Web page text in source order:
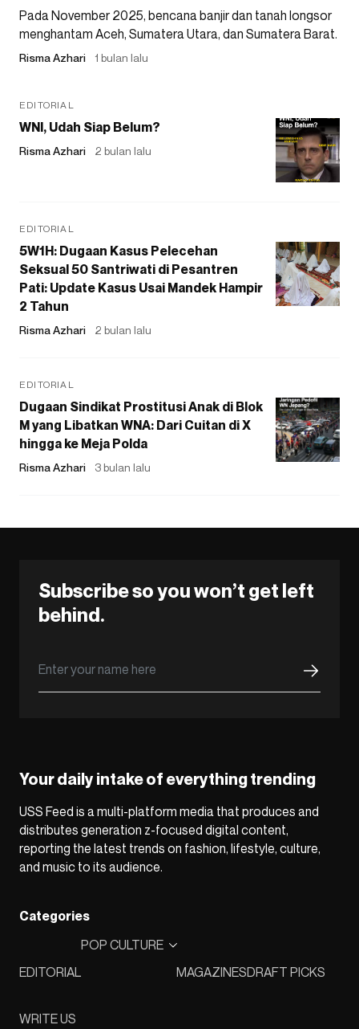
Pada November 2025, bencana banjir dan tanah longsor
menghantam Aceh, Sumatera Utara, dan Sumatera Barat.
Risma Azhari 1 bulan lalu
EDITORIAL
WNI, Udah Siap Belum?
Risma Azhari 2 bulan lalu
EDITORIAL
5W1H: Dugaan Kasus Pelecehan
Seksual 50 Santriwati di Pesantren
Pati: Update Kasus Usai Mandek Hampir
2 Tahun
Risma Azhari 2 bulan lalu
EDITORIAL
Dugaan Sindikat Prostitusi Anak di Blok
M yang Libatkan WNA: Dari Cuitan di X
hingga ke Meja Polda
Risma Azhari 3 bulan lalu
Subscribe so you won’t get left
behind.
Your daily intake of everything trending
USS Feed is a multi-platform media that produces and
distributes generation z-focused digital content,
reporting the latest trends on fashion, lifestyle, culture,
and music to its audience.
Categories
EDITORIAL
POP CULTURE
MAGAZINESDRAFT PICKS
WRITE US